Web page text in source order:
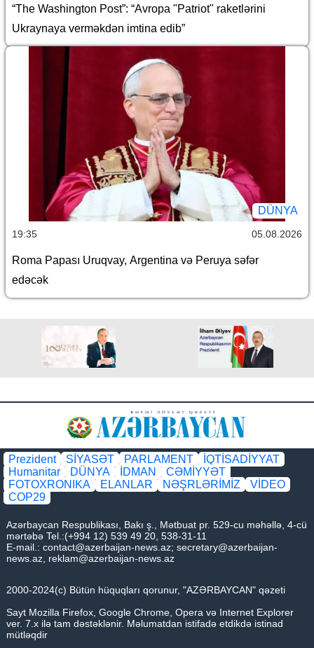
“The Washington Post”: “Avropa "Patriot" raketlərini
Ukraynaya verməkdən imtina edib”
DÜNYA
19:35 05.08.2026
Roma Papası Uruqvay, Argentina və Peruya səfər
edəcək
Prezident SİYASƏT PARLAMENT
İQTİSADİYYAT
Humanitar
DÜNYA İDMAN
CƏMİYYƏT
FOTOXRONIKA
ELANLAR NƏŞRLƏRİMİZ
VİDEO
COP29
Azərbaycan Respublikası, Bakı ş., Mətbuat pr. 529-cu məhəllə, 4-cü
mərtəbə Tel.:(+994 12) 539 49 20, 538-31-11
E-mail.: contact@azerbaijan-news.az; secretary@azerbaijan-
news.az reklam@azerbaijan-news.az
2000-2024(c) Bütün hüquqları qorunur, "AZƏRBAYCAN" qəzeti
Sayt Mozilla Firefox, Google Chrome, Opera və Internet Explorer
ver. 7.x ilə tam dəstəklənir. Məlumatdan istifadə etdikdə istinad
mütləqdir